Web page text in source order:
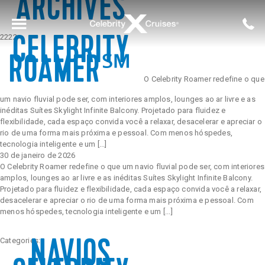
Voltar para o Menu Principal
Todos
Apex®
Ascent℠
Beyond℠
e Lounges
ARCHIVES
2222CELEBRITY
ROAMER℠ O Celebrity Roamer redefine o que
um navio fluvial pode ser, com interiores amplos, lounges ao ar livre e as
inéditas Suítes Skylight Infinite Balcony. Projetado para fluidez e
flexibilidade, cada espaço convida você a relaxar, desacelerar e apreciar o
rio de uma forma mais próxima e pessoal. Com menos hóspedes,
tecnologia inteligente e um [...]
30 de janeiro de 2026
O Celebrity Roamer redefine o que um navio fluvial pode ser, com interiores
amplos, lounges ao ar livre e as inéditas Suítes Skylight Infinite Balcony.
Projetado para fluidez e flexibilidade, cada espaço convida você a relaxar,
desacelerar e apreciar o rio de uma forma mais próxima e pessoal. Com
menos hóspedes, tecnologia inteligente e um [...]
Categories:NAVIOS